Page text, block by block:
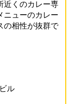
近くのカレー専
ニューのカレー
の相性が抜群で
ル